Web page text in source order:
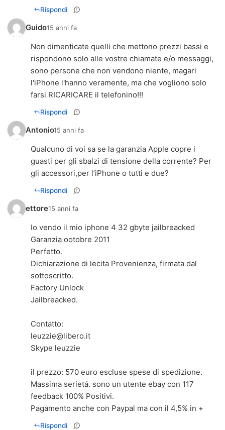
Rispondi
Guido15 anni fa
Non dimenticate quelli che mettono prezzi bassi e
rispondono solo alle vostre chiamate e/o messaggi,
sono persone che non vendono niente, magari
l'iPhone l'hanno veramente, ma che vogliono solo
farsi RICARICARE il telefonino!!!
Rispondi
Antonio15 anni fa
Qualcuno di voi sa se la garanzia Apple copre i
guasti per gli sbalzi di tensione della corrente? Per
gli accessori,per l’iPhone o tutti e due?
Rispondi
ettore15 anni fa
Io vendo il mio iphone 4 32 gbyte jailbreacked
Garanzia ootobre 2011
Perfetto.
Dichiarazione di lecita Provenienza, firmata dal
sottoscritto.
Factory Unlock
Jailbreacked.
leuzzie@libero.it
Skype leuzzie
il prezzo: 570 euro escluse spese di spedizione.
Massima serietá. sono un utente ebay con 117
feedback 100% Positivi.
Pagamento anche con Paypal ma con il 4,5% in +
Rispondi